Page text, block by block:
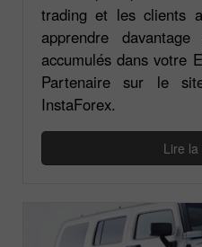
trading et les clients
apprendre
accumulés dans votre
Partenaire sur le
InstaForex.
Lire la